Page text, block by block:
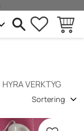
HYRA VERKTYG
Vælg sorteringsmetode